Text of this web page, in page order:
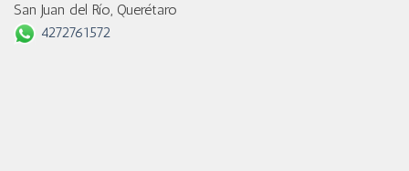
San Juan del Río, Querétaro
4272761572